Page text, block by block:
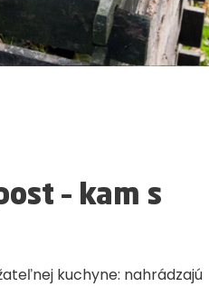
– kam s
kuchyne: nahrádzajú